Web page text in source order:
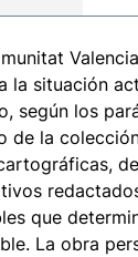
la situación
según los
de la
que
La obra